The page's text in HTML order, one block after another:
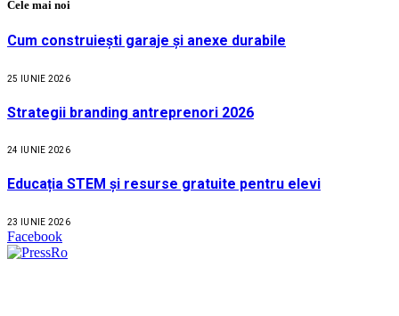
Cele mai noi
Cum construiești garaje și anexe durabile
25 IUNIE 2026
Strategii branding antreprenori 2026
24 IUNIE 2026
Educația STEM și resurse gratuite pentru elevi
23 IUNIE 2026
Facebook